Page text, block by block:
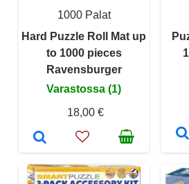
1000 Palat
Hard Puzzle Roll Mat up
to 1000 pieces
Ravensburger
Varastossa (1)
18,00 €